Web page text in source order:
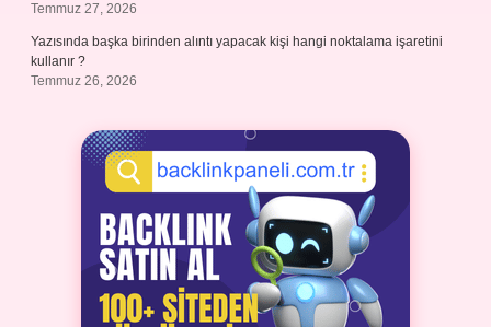
Temmuz 27, 2026
Yazısında başka birinden alıntı yapacak kişi hangi noktalama işaretini
kullanır ?
Temmuz 26, 2026